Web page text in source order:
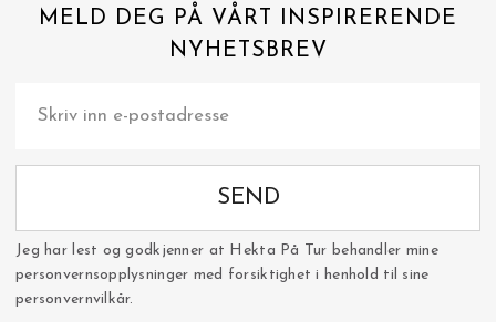
MELD DEG PÅ VÅRT INSPIRERENDE
NYHETSBREV
SEND
Jeg har lest og godkjenner at Hekta På Tur behandler mine
personvernsopplysninger med forsiktighet i henhold til sine
personvernvilkår.